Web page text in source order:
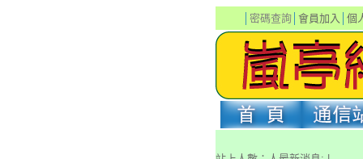
密碼查詢 會員加入 個